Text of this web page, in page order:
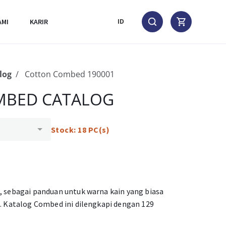
KARIR ID
Cotton Combed 190001
CATALOG
Stock: 18 PC(s)
panduan untuk warna kain yang biasa
Combed ini dilengkapi dengan 129